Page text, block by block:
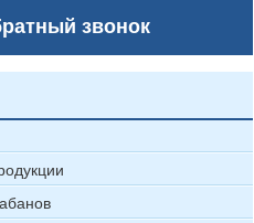
звонок